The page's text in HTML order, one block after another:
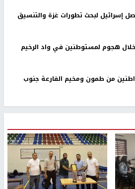
إسرائيل لبحث تطورات غزة والتنسيق
خلال هجوم لمستوطنين في واد الرخيم
من طمون ومخيم الفارعة جنوب